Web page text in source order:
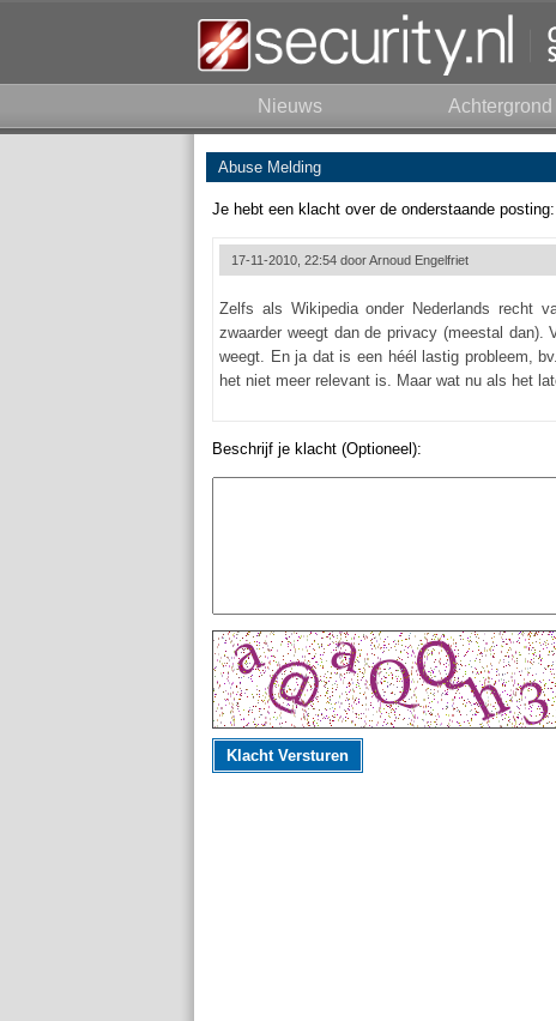
Nieuws Achtergrond
Abuse Melding
Je hebt een klacht over de onderstaande posting:
17-11-2010, 22:54 doorArnoud Engelfriet
Zelfs als Wikipedia onder Nederlands recht
zwaarder weegt dan de privacy (meestal dan).
weegt. En ja dat is een héél lastig probleem,
het niet meer relevant is. Maar wat nu als het
Beschrijf je klacht (Optioneel):
Klacht Versturen